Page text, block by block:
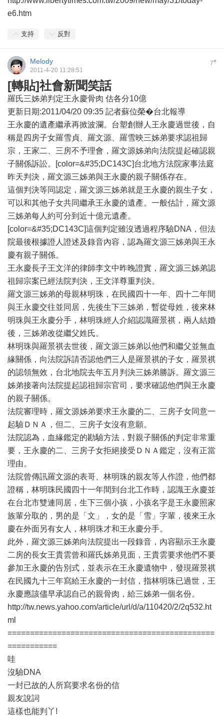
e6.htm
支持 反對
7#
Melody
2011-4-20 11:28:51
[轉貼]社會新聞笑話
羅氏三姊弟判定王永慶骨肉 估各分10億
更新日期:2011/04/20 09:35 記者蘇位榮�台北報導
王永慶的遺產繼承再掀波瀾。台塑創辦人王永慶過世後，自
稱是四房子女羅雪貞、羅文源、羅雪映三姊弟要求認祖歸
宗，王家二、三房不予理會，羅文源姊弟向法院提起確認親
子關係訴訟。[color=&#35;DC143C]台北地方法院家事法庭
昨天判決，羅文源三姊弟與王永慶的親子關係存在。
這個判決等同認定，羅文源三姊弟就是王永慶的親生子女，
可以和其他子女共同繼承王永慶的遺產。一般估計，羅文源
三姊弟每人約可分到近十億元遺產。
[color=&#35;DC143C]這個判定雖沒透過程序驗DNA，但法
院最後根據證人證述及錄音內容，認為羅文源三姊弟與王永
慶有親子關係。
王永慶長子王文洋的律師李文中昨晚證實，羅文源三姊弟認
祖歸宗案已經法院判決，王文洋尊重判決。
羅文源三姊弟的母親林明珠，在民國四十一年、四十二年間
與王永慶交往並同居，先後生下三姊弟，暫從母姓，後來林
明珠與王永慶分手，林明珠經人介紹認識羅景祺，兩人結婚
後，三姊弟改從繼父姓氏。
林明珠與羅景祺去世後，羅文源三姊弟以他們和繼父並無血
緣關係，向法院訴請否認他們三人是羅景祺的子女，羅景祺
的認領無效，台北地院去年五月判決三姊弟勝訴。羅文源三
姊弟接著向法院提起認祖歸宗官司，要求確認他們與王永慶
的親子關係。
法院審理時，羅文源姊弟要求王永慶的二、三房子女同意一
起驗ＤＮＡ，但二、三房子女沒有意願。
法院認為，血緣鑑定的勘驗方法，對親子關係的判定非常重
要，王永慶的二、三房子女拒絕接受ＤＮＡ鑑定，沒有正當
理由。
法院曾傳訊羅文源的表哥、林明珠的親友等人作證，他們都
證稱，林明珠民國四十一年間到台北工作時，認識王永慶並
在台北市雙連同居，生下三個小孩，小孩名字是王永慶照家
族輩分取的，男的是「文」，女的是「雪」字輩，後來王永
慶在外面另有女人，林明珠才和王永慶分手。
此外，羅文源三姊弟向法院提出一段錄音，內容顯示王永慶
二房的長女王貴雲曾和羅氏姊弟見面，王貴雲要求他們不要
參加王永慶的告別式，並表示在王永慶遺物中，發現羅景祺
在民國九十三年寫給王永慶的一封信，指林明珠已過世，王
永慶應該儘早承認自己的親骨肉，給三姊弟一個名份。
http://tw.news.yahoo.com/article/url/d/a/110420/2/2q532.ht
ml
==============================================
===========
哇
沒驗DNA
一封已故的人所寫要求名份的信
親友說詞
這樣也能判丫!